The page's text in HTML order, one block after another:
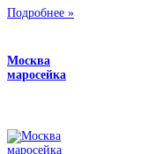
Подробнее »
Москва
маросейка